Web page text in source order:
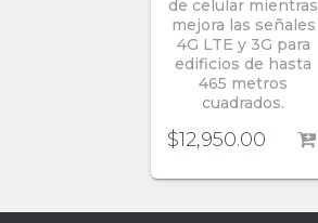
de celular mientras
mejora las señales
4G LTE y 3G para
edificios de hasta
465 metros
cuadrados.
$12,950.00